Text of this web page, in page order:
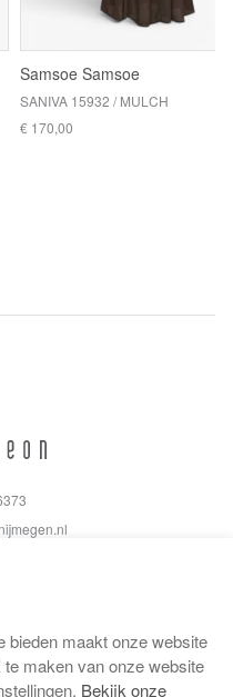
Samsoe Samsoe
SANIVA 15932 / MULCH
€ 170,00
bieden maakt onze website
maken van onze website
Bekijk onze